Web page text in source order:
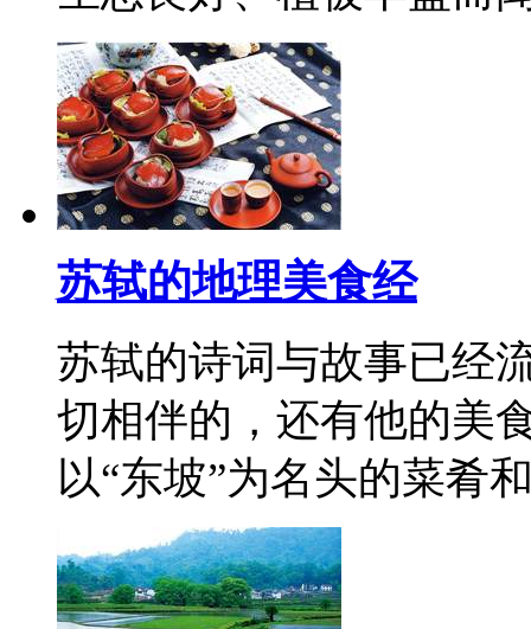
苏轼的地理美食经
苏轼的诗词与故事已经
切相伴的，还有他的美
以“东坡”为名头的菜